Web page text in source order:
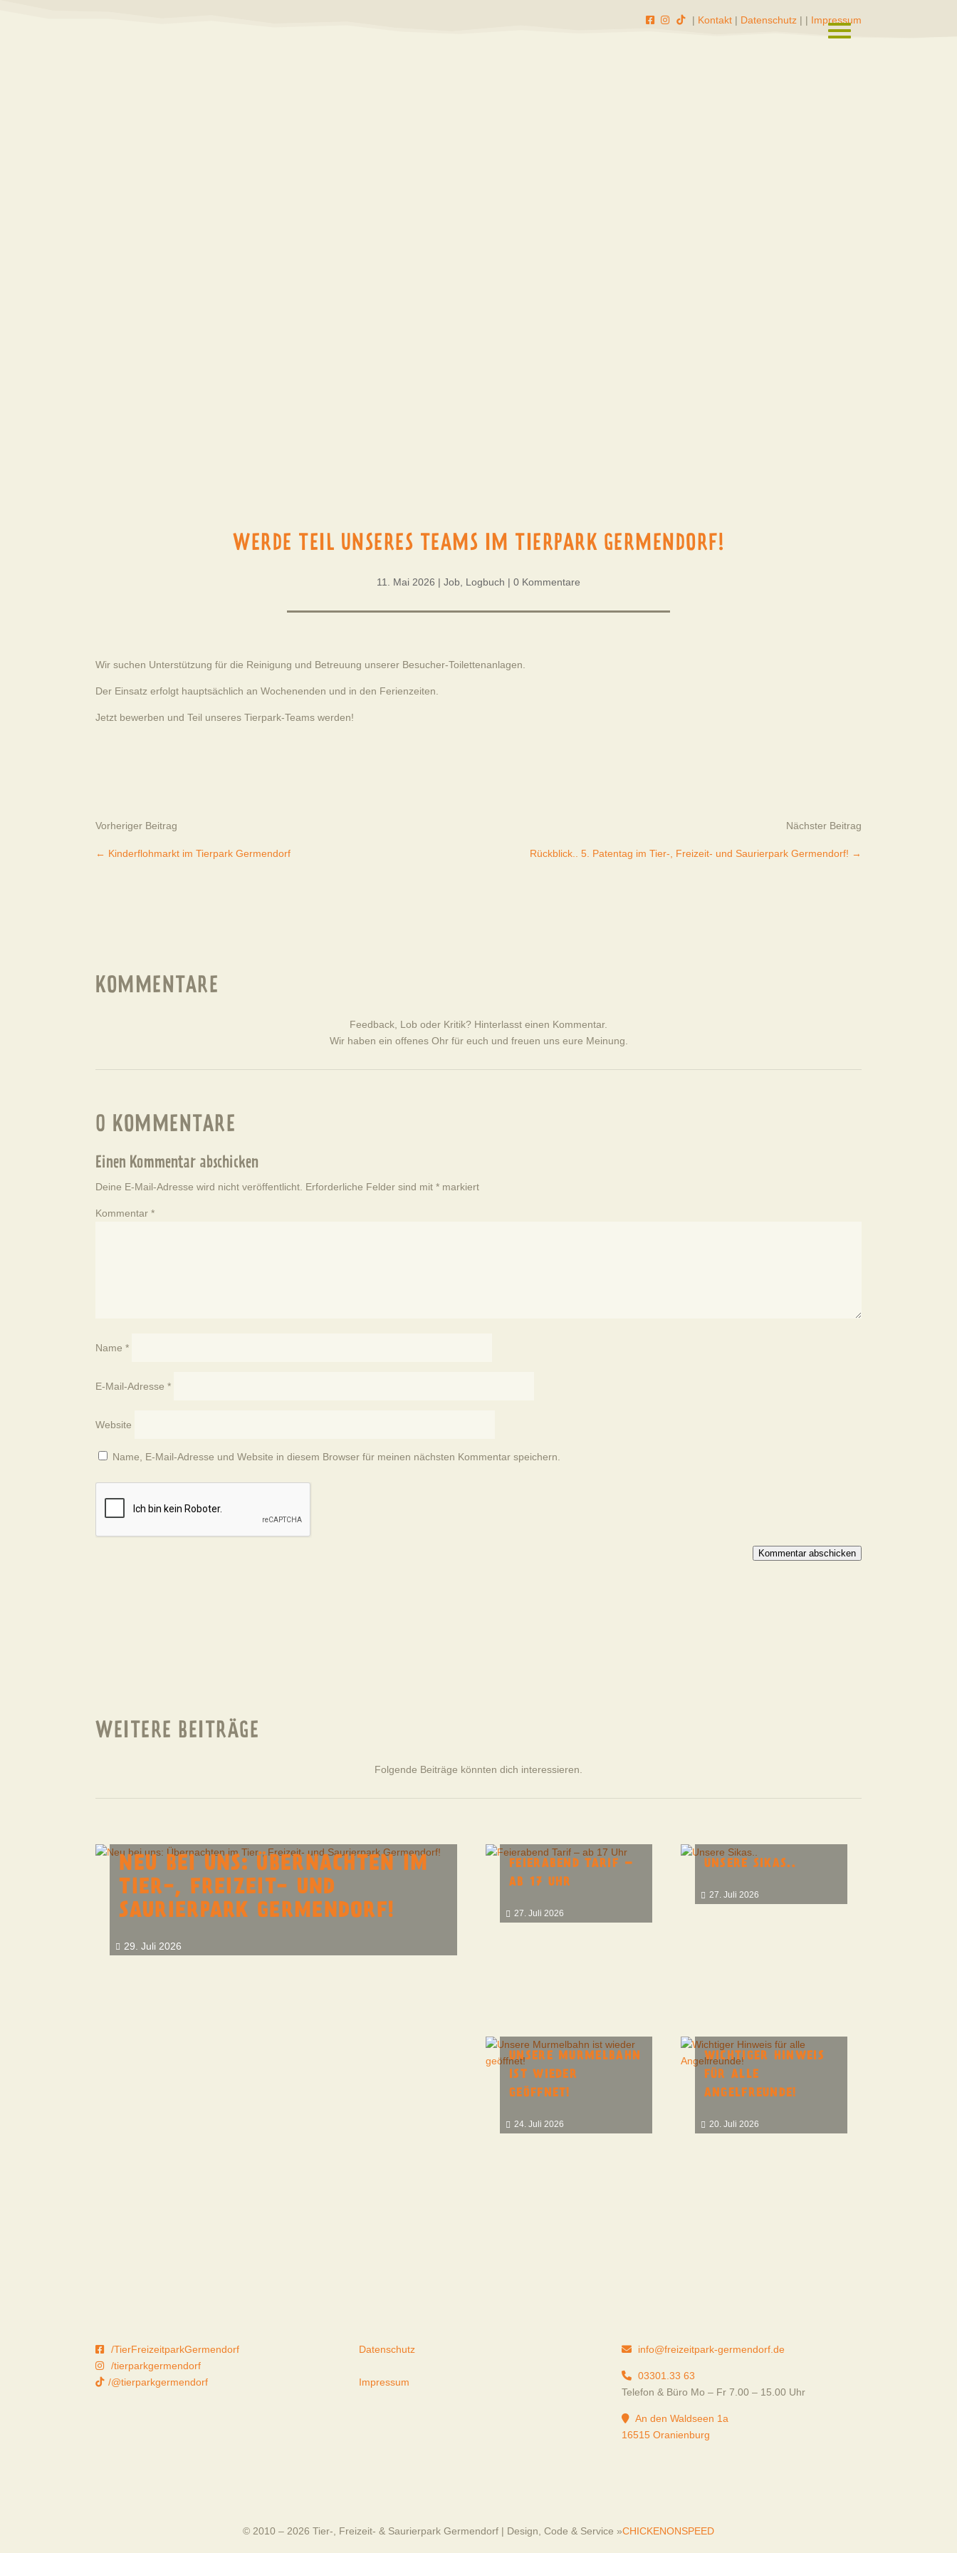
| Kontakt | Datenschutz| | Impressum
WERDE TEIL UNSERES TEAMS IM TIERPARK GERMENDORF!
11. Mai 2026 | Job Logbuch | 0 Kommentare
Wir suchen Unterstützung für die Reinigung und Betreuung unserer Besucher-Toilettenanlagen.
Der Einsatz erfolgt hauptsächlich an Wochenenden und in den Ferienzeiten.
Jetzt bewerben und Teil unseres Tierpark-Teams werden!
Vorheriger Beitrag
← Kinderflohmarkt im Tierpark Germendorf
Nächster Beitrag
Rückblick.. 5. Patentag im Tier-, Freizeit- und Saurierpark Germendorf! →
KOMMENTARE
Feedback, Lob oder Kritik? Hinterlasst einen Kommentar.
Wir haben ein offenes Ohr für euch und freuen uns eure Meinung.
0 KOMMENTARE
Einen Kommentar abschicken
Deine E-Mail-Adresse wird nicht veröffentlicht. Erforderliche Felder sind mit* markiert
Kommentar*
Name*
E-Mail-Adresse*
Website
Name, E-Mail-Adresse und Website in diesem Browser für meinen nächsten Kommentar speichern.
Kommentar abschicken
WEITERE BEITRÄGE
Folgende Beiträge könnten dich interessieren.
NEU BEI UNS: ÜBERNACHTEN IM
TIER-, FREIZEIT- UND
SAURIERPARK GERMENDORF!
29. Juli 2026
FEIERABEND TARIF –
AB 17 UHR
27. Juli 2026
UNSERE SIKAS..
27. Juli 2026
UNSERE MURMELBAHN
IST WIEDER
GEÖFFNET!
24. Juli 2026
WICHTIGER HINWEIS
FÜR ALLE
ANGELFREUNDE!
20. Juli 2026
/TierFreizeitparkGermendorf
/tierparkgermendorf
/@tierparkgermendorf
Datenschutz
Impressum
info@freizeitpark-germendorf.de
03301.33 63
Telefon & Büro Mo – Fr 7.00 – 15.00 Uhr
An den Waldseen 1a
16515 Oranienburg
© 2010 – 2026 Tier-, Freizeit- & Saurierpark Germendorf | Design, Code & Service »CHICKENONSPEED